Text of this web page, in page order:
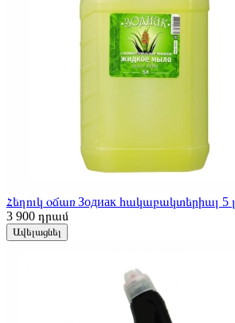
Հեղուկ օճառ Зодиак հակաբակտերիալ 5 լ
3 900 դրամ
Ավելացնել